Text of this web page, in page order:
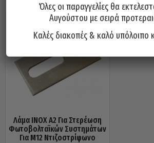
Λάμα INOX A2 Για Στερέωση
Φωτοβολταϊκών Συστημάτων
Για M12 Ντιζοστρίφωνο
Όλες οι παραγγελίες θα
Αυγούστου με σειρά
Καλές διακοπές & καλό υπόλοιπο